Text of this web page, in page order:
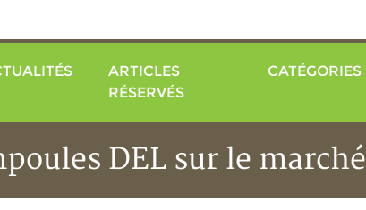
ARTICLES
RÉSERVÉS
CATÉGORIES
DEL sur le marché